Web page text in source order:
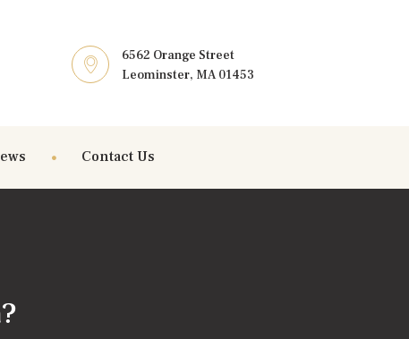
6562 Orange Street
Leominster, MA 01453
Contact Us